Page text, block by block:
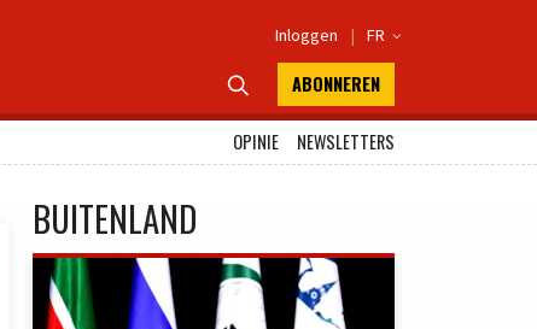
Inloggen | FR 
 ABONNEREN
OPINIE
NEWSLETTERS
BUITENLAND